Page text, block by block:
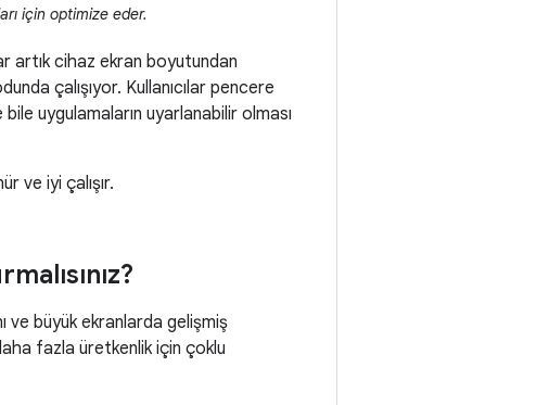
için optimize eder.
artık cihaz ekran boyutundan
çalışıyor. Kullanıcılar pencere
uygulamaların uyarlanabilir olması
ve iyi çalışır.
ve büyük ekranlarda gelişmiş
fazla üretkenlik için çoklu